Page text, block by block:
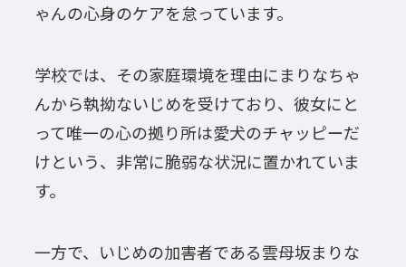
ゃんの心身のケアを怠っています。
学校では、その家庭環境を理由にまりなちゃ
んから執拗ないじめを受けており、彼女にと
って唯一の心の拠り所は愛犬のチャッピーだ
けという、非常に脆弱な状況に置かれていま
す。
一方で、いじめの加害者である雲母坂まりな